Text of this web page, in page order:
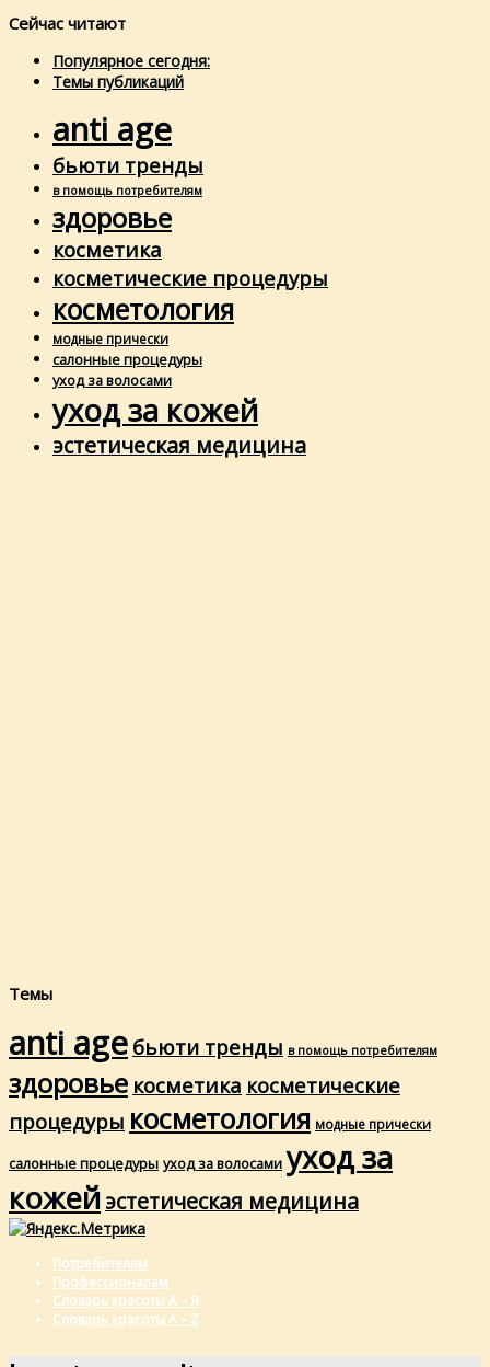
Сейчас читают
Популярное сегодня:
Темы публикаций
anti age
бьюти тренды
в помощь потребителям
здоровье
косметика
косметические процедуры
косметология
модные прически
салонные процедуры
уход за волосами
уход за кожей
эстетическая медицина
Темы
anti age бьюти тренды в помощь потребителям
здоровье косметика косметические
процедуры косметология модные прически
салонные процедуры уход за волосами уход за
кожейэстетическая медицина
Потребителям
Профессионалам
Словарь красоты А – Я
Словарь красоты A – Z